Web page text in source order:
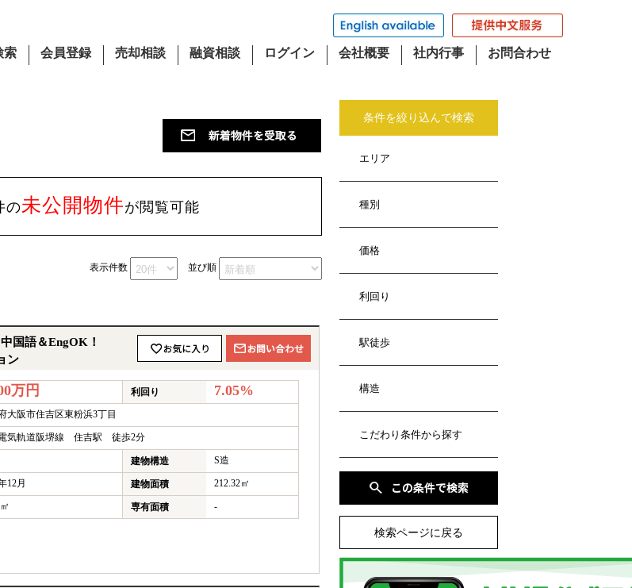
索 会員登録 売却相談 融資相談 ログイン 会社概要 社内行事 お問合わせ
の未公開物件が閲覧可能
表示件数 並び順
国語＆EngOK！
ン
万円 利回り 7.05%
大阪市住吉区東粉浜3丁目
気軌道阪堺線 住吉駅 徒歩2分
建物構造 S造
12月 建物面積 212.32㎡
専有面積 -
条件を絞り込んで検索
エリア
種別
価格
利回り
駅徒歩
構造
こだわり条件から探す
検索ページに戻る